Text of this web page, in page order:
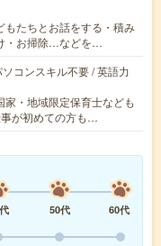
もたちとお話をする・積み
・お掃除…などを…
コンスキル不要 / 英語力
・地域限定保育士なども
が初めての方も…
50代
60代